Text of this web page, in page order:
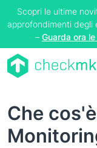
Scopri le ultime
approfondimenti degli
– Guarda ora
Che